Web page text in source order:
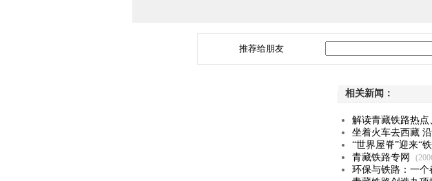
推荐给朋友
相关新闻：
解读青藏铁路热点
坐着火车去西藏
“世界屋脊”迎来“
青藏铁路专网
环保与铁路：一个